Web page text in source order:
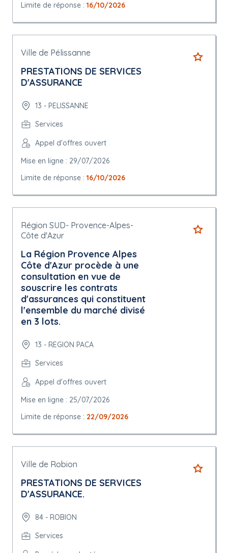
Limite de réponse : 16/10/2026
Ville de Pélissanne
PRESTATIONS DE SERVICES
D'ASSURANCE
13 - PELISSANNE
Services
Appel d'offres ouvert
Mise en ligne : 29/07/2026
Limite de réponse : 16/10/2026
Région SUD- Provence-Alpes-
Côte d'Azur
La Région Provence Alpes
Côte d'Azur procède à une
consultation en vue de
souscrire les contrats
d'assurances qui constituent
l'ensemble du marché divisé
en 3 lots.
13 - REGION PACA
Services
Appel d'offres ouvert
Mise en ligne : 25/07/2026
Limite de réponse : 22/09/2026
Ville de Robion
PRESTATIONS DE SERVICES
D'ASSURANCE.
84 - ROBION
Services